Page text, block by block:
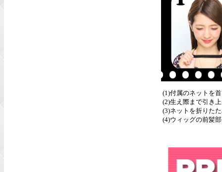
(1)付属のネットを
(2)生え際まで引き
(3)ネットを折りた
(4)ウィッグの前髪